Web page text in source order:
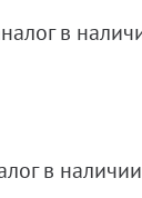
в
в наличии